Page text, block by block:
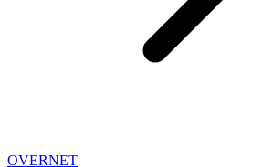
OVERNET